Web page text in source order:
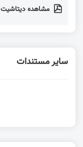
مشاهده دیتاشیت ULN20xxB
سایر مستندات